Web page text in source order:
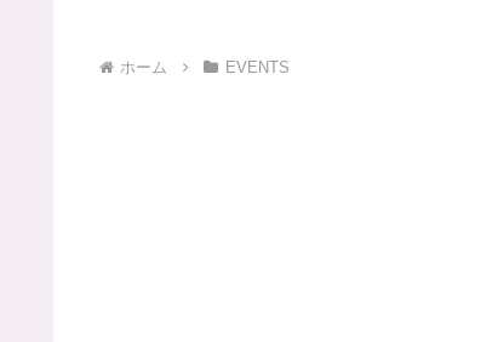
ホーム EVENTS